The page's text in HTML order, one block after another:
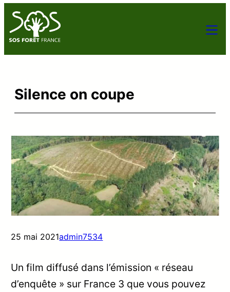
Silence on coupe
25 mai 2021admin7534
Un film diffusé dans l’émission « réseau
d’enquête » sur France 3 que vous pouvez